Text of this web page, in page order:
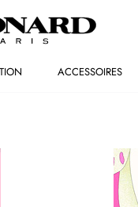
ACCESSOIRES